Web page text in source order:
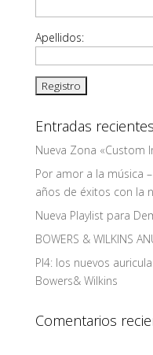
Apellidos:
Entradas recientes
Nueva Zona «Custom
Por amor a la música
años de éxitos con la
Nueva Playlist para
BOWERS & WILKINS
PI4: los nuevos
Bowers& Wilkins
Comentarios